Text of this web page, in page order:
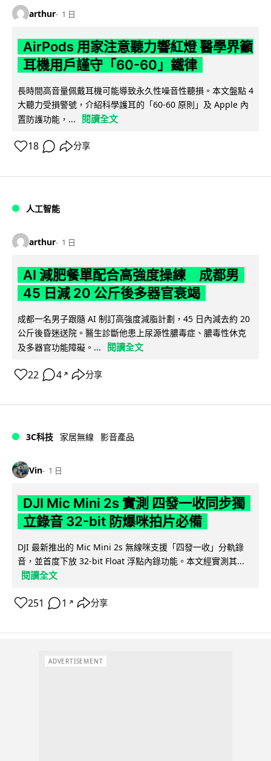
arthur 1 日
AirPods 用家注意聽力響紅燈 醫學界籲
耳機用戶謹守「60-60」鐵律
長時間高音量佩戴耳機可能導致永久性噪音性聽損。本文盤點 4
大聽力受損警號，介紹科學護耳的「60-60 原則」及 Apple 內
置防護功能，...
閱讀全文
18 分享
人工智能
arthur 1 日
AI 減肥餐單配合高強度操練 成都男
45 日減 20 公斤後多器官衰竭
成都一名男子跟隨 AI 制訂高強度減脂計劃，45 日內減去約 20
公斤後昏迷送院。醫生診斷他患上尿源性膿毒症、膿毒性休克
及多器官功能障礙。...
閱讀全文
22 4 ↗ 分享
3C科技 家居無線 影音產品
Vin 1 日
DJI Mic Mini 2s 實測 四發一收同步獨
立錄音 32-bit 防爆咪拍片必備
DJI 最新推出的 Mic Mini 2s 無線咪支援「四發一收」分軌錄
音，並首度下放 32-bit Float 浮點內錄功能。本文經實測其...
閱讀全文
251 1 ↗ 分享
ADVERTISEMENT